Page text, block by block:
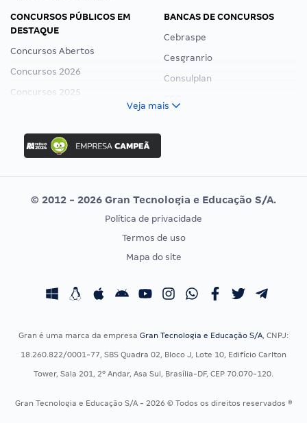
CONCURSOS PÚBLICOS EM
DESTAQUE
Concursos Abertos
Concursos 2026
Concursos 2025
Concurso Ibama
Concurso MPU
Editais publicados
BANCAS DE CONCURSOS
Cebraspe
Cesgranrio
Consulplan
Vunesp
CONCURSOS POR PROFISSÃO
Concursos Fiscais
Concursos Saúde
Residência Multiprofissional
EXAME DE ORDEM
Calendário OAB
Veja mais
© 2012 - 2026 Gran Tecnologia e Educação S/A.
Política de privacidade
Termos de uso
Mapa do site
Gran é uma marca da empresa Gran Tecnologia e Educação S/A, CNPJ:
18.260.822/0001-77, SBS Quadra 02, Bloco J, Lote 10, Edifício Carlton
Tower, Sala 201, 2º Andar, Asa Sul, Brasília-DF, CEP 70.070-120.
Gran Tecnologia e Educação S/A - 2026 © Todos os direitos reservados ®